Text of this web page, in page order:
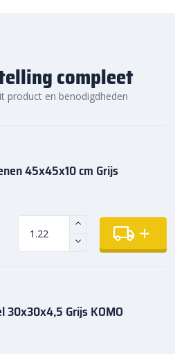
compleet
product en benodigdheden
45x45x10 cm Grijs
30x30x4,5 Grijs KOMO